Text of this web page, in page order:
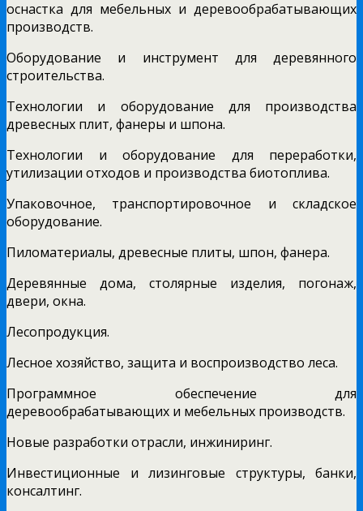
оснастка для мебельных и деревообрабатывающих
производств.
Оборудование и инструмент для деревянного
строительства.
Технологии и оборудование для производства
древесных плит, фанеры и шпона.
Технологии и оборудование для переработки,
утилизации отходов и производства биотоплива.
Упаковочное, транспортировочное и складское
оборудование.
Пиломатериалы, древесные плиты, шпон, фанера.
Деревянные дома, столярные изделия, погонаж,
двери, окна.
Лесопродукция.
Лесное хозяйство, защита и воспроизводство леса.
Программное обеспечение для
деревообрабатывающих и мебельных производств.
Новые разработки отрасли, инжиниринг.
Инвестиционные и лизинговые структуры, банки,
консалтинг.